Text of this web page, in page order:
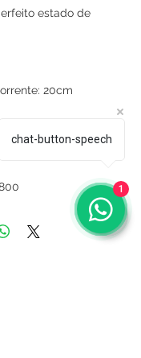
estado de
20cm
R$2.200
chat-button-speech
1